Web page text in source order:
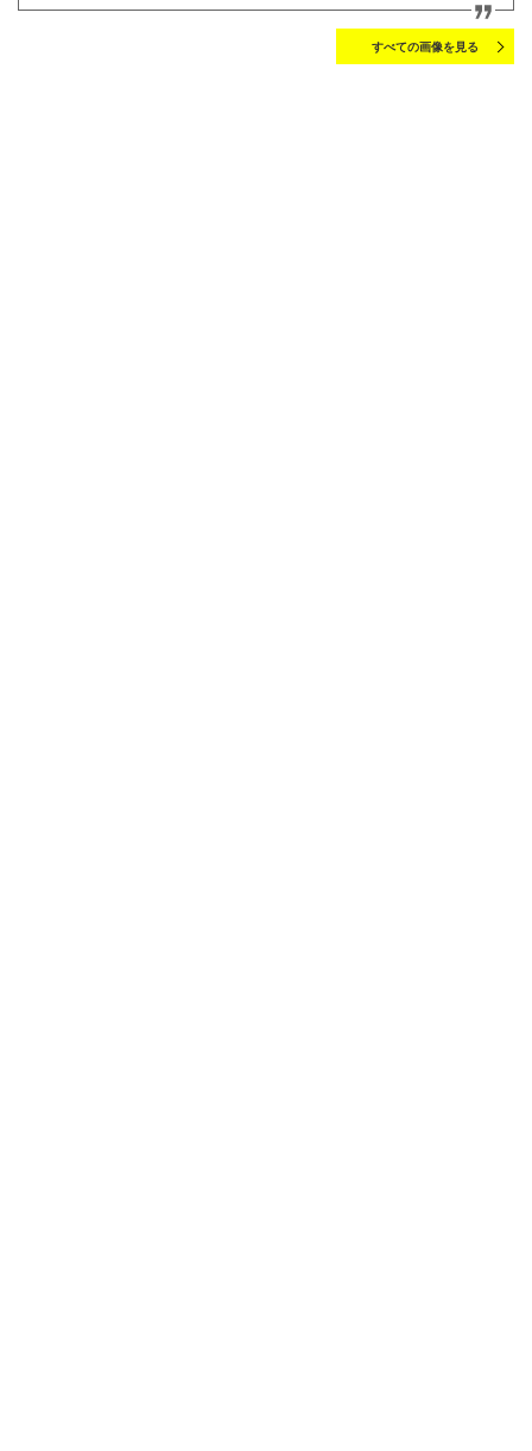
すべての画像を見る